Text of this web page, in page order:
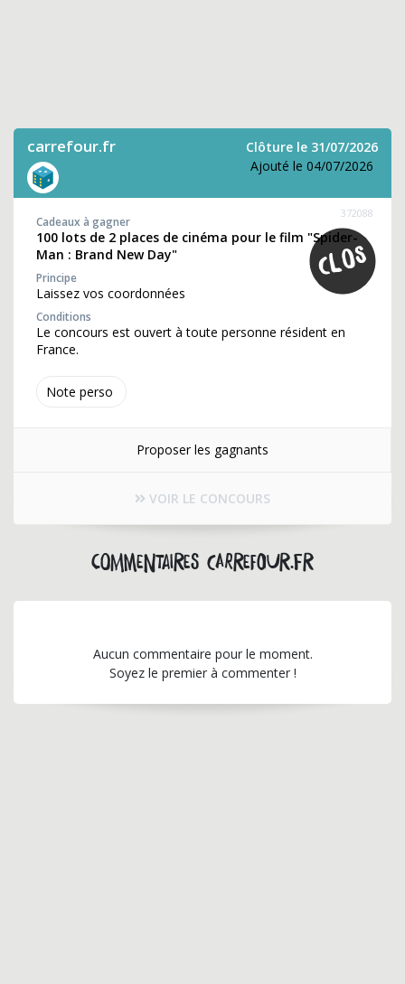
carrefour.fr
Clôture le 31/07/2026
Ajouté le 04/07/2026
Note perso
372088
Cadeaux à gagner
100 lots de 2 places de cinéma pour le film "Spider-
Man : Brand New Day"
Principe
Laissez vos coordonnées
Conditions
Le concours est ouvert à toute personne résident en
France.
Proposer les gagnants
VOIR LE CONCOURS
Commentaires carrefour.fr
Aucun commentaire pour le moment.
Soyez le premier à commenter !